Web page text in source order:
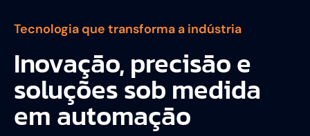
Tecnologia que transforma a indústria
Inovação, precisão e
soluções sob medida
em automação